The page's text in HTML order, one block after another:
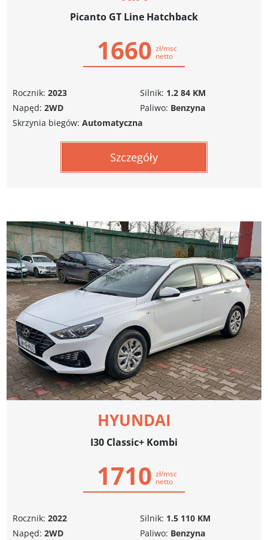
Picanto GT Line Hatchback
1660 zł/msc
netto
Rocznik: 2023
Napęd: 2WD
Silnik: 1.2 84 KM
Paliwo: Benzyna
Skrzynia biegów: Automatyczna
Szczegóły
HYUNDAI
I30 Classic+ Kombi
1710 zł/msc
netto
Rocznik: 2022
Napęd: 2WD
Silnik: 1.5 110 KM
Paliwo: Benzyna